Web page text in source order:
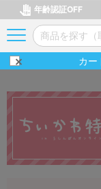
年齢認証OFF
カー